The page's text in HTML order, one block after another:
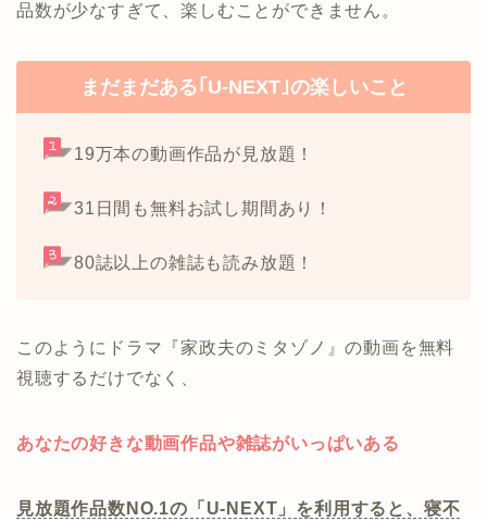
品数が少なすぎて、楽しむことができません。
まだまだある｢U-NEXT｣の楽しいこと
19万本の動画作品が見放題！
31日間も無料お試し期間あり！
80誌以上の雑誌も読み放題！
このようにドラマ『家政夫のミタゾノ』の動画を無料
視聴するだけでなく、
あなたの好きな動画作品や雑誌がいっぱいある
見放題作品数NO.1の「U-NEXT」を利用すると、寝不